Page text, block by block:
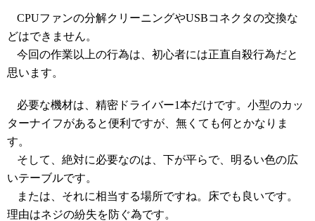
CPUファンの分解クリーニングやUSBコネクタの交換な
どはできません。
今回の作業以上の行為は、初心者には正直自殺行為だと
思います。
必要な機材は、精密ドライバー1本だけです。小型のカッ
ターナイフがあると便利ですが、無くても何とかなりま
す。
そして、絶対に必要なのは、下が平らで、明るい色の広
いテーブルです。
または、それに相当する場所ですね。床でも良いです。
理由はネジの紛失を防ぐ為です。